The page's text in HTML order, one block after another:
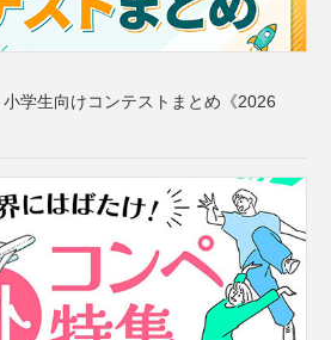
学生向けコンテストまとめ《2026